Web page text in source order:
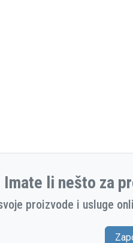
Imate li nešto za
proizvode i usluge